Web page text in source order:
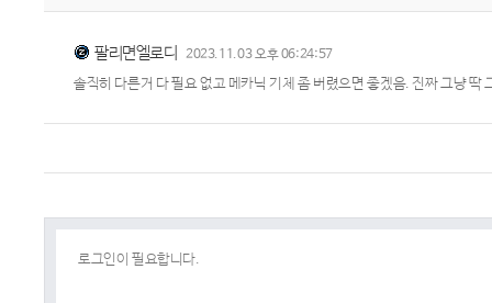
팔리면엘로디 2023.11.03 오후 06:24:57
솔직히 다른거 다 필요 없고 메카닉 기체 좀 버렸으면 좋겠음. 진짜 그냥